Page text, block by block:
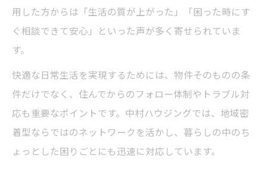
用した方からは「生活の質が上がった」「困った時にす
ぐ相談できて安心」といった声が多く寄せられていま
す。
快適な日常生活を実現するためには、物件そのものの条
件だけでなく、住んでからのフォロー体制やトラブル対
応も重要なポイントです。中村ハウジングでは、地域密
着型ならではのネットワークを活かし、暮らしの中のち
ょっとした困りごとにも迅速に対応しています。